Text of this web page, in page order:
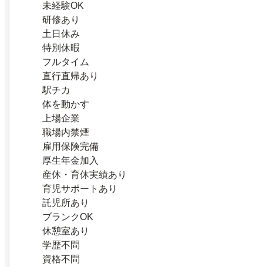
未経験OK
研修あり
土日休み
特別休暇
フルタイム
直行直帰あり
駅チカ
体を動かす
上場企業
職場内禁煙
雇用保険完備
厚生年金加入
産休・育休実績あり
育児サポートあり
託児所あり
ブランクOK
休憩室あり
学歴不問
資格不問